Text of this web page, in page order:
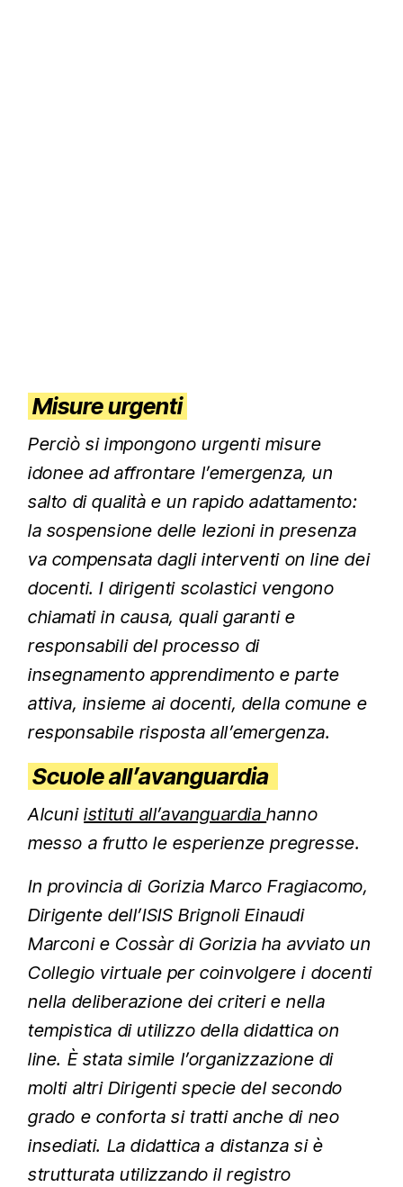
Misure urgenti
Perciò si impongono urgenti misure
idonee ad affrontare l’emergenza, un
salto di qualità e un rapido adattamento:
la sospensione delle lezioni in presenza
va compensata dagli interventi on line dei
docenti. I dirigenti scolastici vengono
chiamati in causa, quali garanti e
responsabili del processo di
insegnamento apprendimento e parte
attiva, insieme ai docenti, della comune e
responsabile risposta all’emergenza.
Scuole all’avanguardia
Alcuniistituti all’avanguardiahanno
messo a frutto le esperienze pregresse.
In provincia di Gorizia Marco Fragiacomo,
Dirigente dell’ISIS Brignoli Einaudi
Marconi e Cossàr di Gorizia ha avviato un
Collegio virtuale per coinvolgere i docenti
nella deliberazione dei criteri e nella
tempistica di utilizzo della didattica on
line. È stata simile l’organizzazione di
molti altri Dirigenti specie del secondo
grado e conforta si tratti anche di neo
insediati. La didattica a distanza si è
strutturata utilizzando il registro